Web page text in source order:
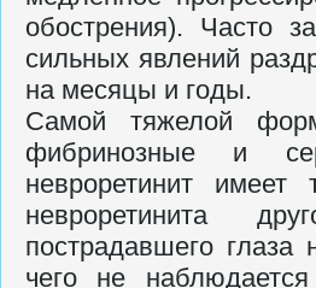
обострения). Часто
сильных явлений
на меся­цы и годы.
Самой тяжелой
фибринозные и
невроретинит
невроретинита
пострадавшего глаза
чего не